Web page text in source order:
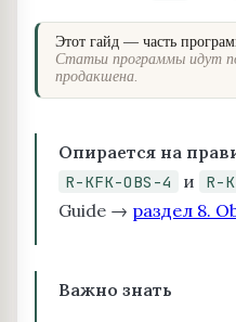
Этот гайд — часть
Статьи программы идут
продакшена.
Опирается на
R-KFK-OBS-4 и R-
Guide → раздел 8.
Важно знать